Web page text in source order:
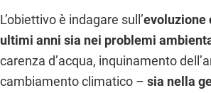
L’obiettivo è indagare sull’evoluzione
ultimi anni sia nei problemi
carenza d’acqua, inquinamento
cambiamento climatico – sia nella